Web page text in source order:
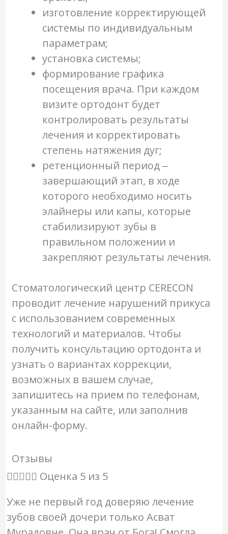
изготовление корректирующей
системы по индивидуальным
параметрам;
установка системы;
формирование графика
посещения врача. При каждом
визите ортодонт будет
контролировать результаты
лечения и корректировать
степень натяжения дуг;
ретенционный период ‒
завершающий этап, в ходе
которого необходимо носить
элайнеры или капы, которые
стабилизируют зубы в
правильном положении и
закрепляют результаты лечения.
Стоматологический центр CERECON
проводит лечение нарушений прикуса
с использованием современных
технологий и материалов. Чтобы
получить консультацию ортодонта и
узнать о вариантах коррекции,
возможных в вашем случае,
запишитесь на прием по телефонам,
указанным на сайте, или заполнив
онлайн-форму.
Отзывы
 Оценка 5 из 5
Уже не первый год доверяю лечение
зубов своей дочери только Асват